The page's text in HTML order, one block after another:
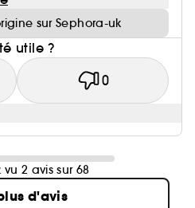
sur Sephora-uk
utile ?
0
vu 2 avis sur 68
d'avis